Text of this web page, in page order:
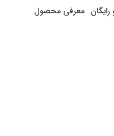
معرفی محصول